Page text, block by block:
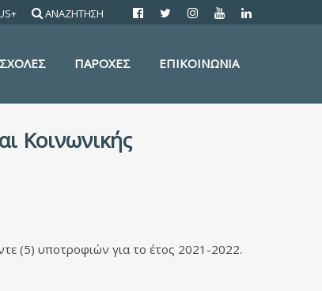
ΑΝΑΖΗΤΗΣΗ
ΣΧΟΛΕΣ ΠΑΡΟΧΕΣ ΕΠΙΚΟΙΝΩΝΙΑ
Κοινωνικής
(5) υποτροφιών για το έτος 2021-2022.